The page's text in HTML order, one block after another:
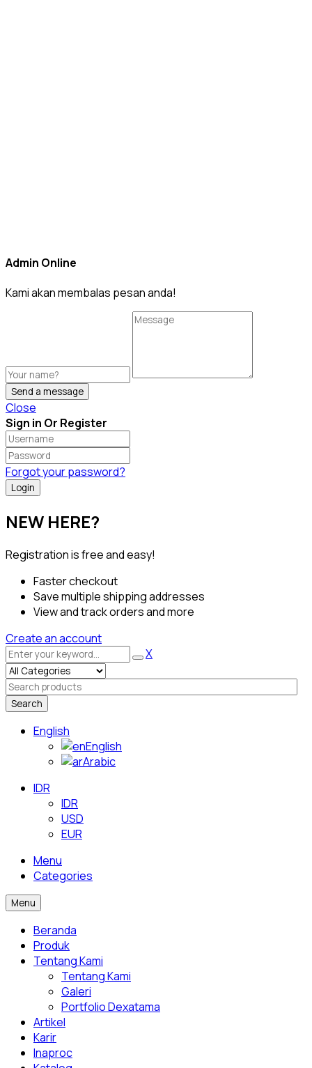
Admin Online
Kami akan membalas pesan anda!
Send a message
Close
Sign in Or Register
Forgot your password?
NEW HERE?
Registration is free and easy!
Faster checkout
Save multiple shipping addresses
View and track orders and more
Create an account
X
Search
English
English
Arabic
IDR
IDR
USD
EUR
Menu
Categories
Menu
Beranda
Produk
Tentang Kami
Tentang Kami
Galeri
Portfolio Dexatama
Artikel
Karir
Inaproc